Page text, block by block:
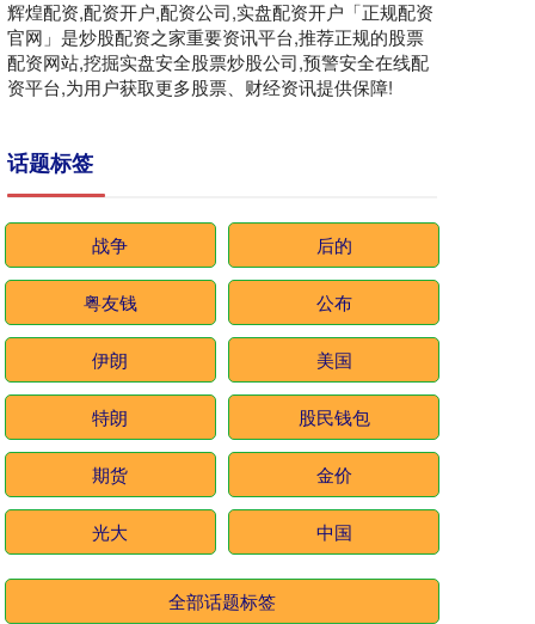
辉煌配资,配资开户,配资公司,实盘配资开户「正规配资
官网」是炒股配资之家重要资讯平台,推荐正规的股票
配资网站,挖掘实盘安全股票炒股公司,预警安全在线配
资平台,为用户获取更多股票、财经资讯提供保障!
话题标签
战争 后的
粤友钱 公布
伊朗 美国
特朗 股民钱包
期货 金价
光大 中国
全部话题标签